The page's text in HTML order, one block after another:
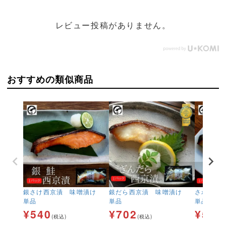
レビュー投稿がありません。
おすすめの類似商品
銀さけ西京漬 味噌漬け
単品
¥540(税込)
銀だら西京漬 味噌漬け
単品
¥702(税込)
さわら
単品
¥540